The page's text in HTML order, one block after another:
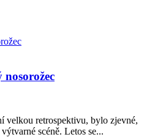
velkou retrospektivu, bylo zjevné,
scéně. Letos se...